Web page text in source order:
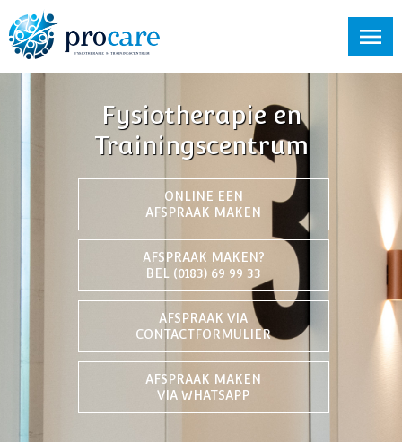
Fysiotherapie en
Trainingscentrum
ONLINE EEN
AFSPRAAK MAKEN
AFSPRAAK MAKEN?
BEL (0183) 69 99 33
AFSPRAAK VIA
CONTACTFORMULIER
AFSPRAAK MAKEN
VIA WHATSAPP